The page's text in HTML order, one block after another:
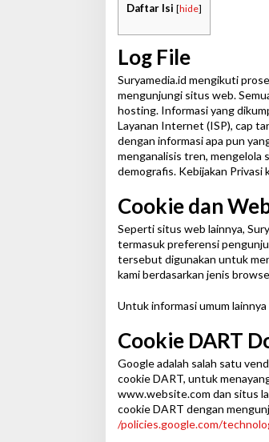
0
2
3
L
E
H
A
D
M
N
Daftar Isi [hide]
Log File
Suryamedia.id mengikuti
mengunjungi situs web.
hosting. Informasi yang
Layanan Internet (ISP), cap
dengan informasi apa pun
menganalisis tren, mengelola
demografis. Kebijakan Privasi
Cookie dan
Seperti situs web lainnya,
termasuk preferensi
tersebut digunakan untuk
kami berdasarkan jenis
Untuk informasi umum
Cookie DART
Google adalah salah satu
cookie DART, untuk
www.website.com dan situs
cookie DART dengan
/policies.google.com/